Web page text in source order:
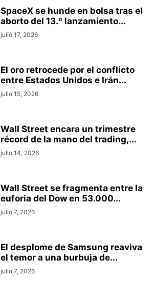
SpaceX se hunde en bolsa tras el
aborto del 13.º lanzamiento...
julio 17, 2026
El oro retrocede por el conflicto
entre Estados Unidos e Irán...
julio 15, 2026
Wall Street encara un trimestre
récord de la mano del trading,...
julio 14, 2026
Wall Street se fragmenta entre la
euforia del Dow en 53.000...
julio 7, 2026
El desplome de Samsung reaviva
el temor a una burbuja de...
julio 7, 2026